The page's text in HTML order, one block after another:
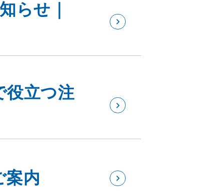
らせ｜
役立つ注
案内